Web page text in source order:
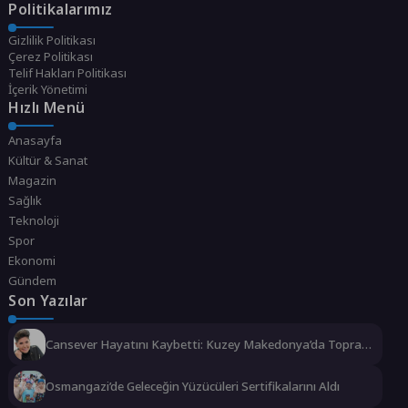
Politikalarımız
Gizlilik Politikası
Çerez Politikası
Telif Hakları Politikası
İçerik Yönetimi
Hızlı Menü
Anasayfa
Kültür & Sanat
Magazin
Sağlık
Teknoloji
Spor
Ekonomi
Gündem
Son Yazılar
Cansever Hayatını Kaybetti: Kuzey Makedonya’da Toprağa
Osmangazi’de Geleceğin Yüzücüleri Sertifikalarını Aldı